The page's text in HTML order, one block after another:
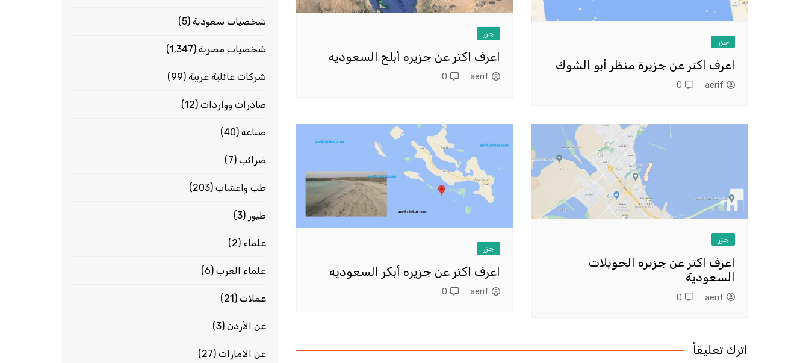
جزر
اعرف اكتر عن جزيرة منظر أبو الشوك
aerif
0
جزر
اعرف اكتر عن جزيره أبلح السعوديه
aerif
0
جزر
اعرف اكتر عن جزيره الحويلات
السعودية
aerif
0
جزر
اعرف اكتر عن جزيره أبكر السعوديه
aerif
0
اترك تعليقاً
شخصيات سعودية (5)
شخصيات مصرية (1٬347)
شركات عائلية عربية (99)
صادرات وواردات (12)
صناعه (40)
ضرائب (7)
طب واعشاب (203)
طيور (3)
علماء (2)
علماء العرب (6)
عملات (21)
عن الأردن (3)
عن الامارات (27)